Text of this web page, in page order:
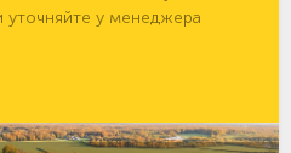
уточняйте у менеджера